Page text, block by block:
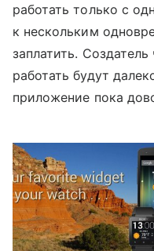
работать только с
к нескольким
заплатить.
работать будут
приложение пока